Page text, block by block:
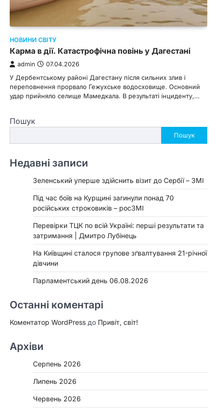
НОВИНИ СВІТУ
Карма в дії. Катастрофічна повінь у Дагестані
admin 07.04.2026
У Дербентському районі Дагестану після сильних злив і
переповнення прорвало Гежухське водосховище. Основний
удар прийняло селище Мамедкала. В результаті інциденту,…
Пошук
Пошук
Недавні записи
Зеленський уперше здійснить візит до Сербії – ЗМІ
Під час боїв на Курщині загинули понад 70
російських строковиків – росЗМІ
Перевірки ТЦК по всій Україні: перші результати та
затримання | Дмитро Лубінець
На Київщині сталося групове зґвалтування 21-річної
дівчини
Парламентський день 06.08.2026
Останні коментарі
Коментатор WordPress до Привіт, світ!
Архіви
Серпень 2026
Липень 2026
Червень 2026